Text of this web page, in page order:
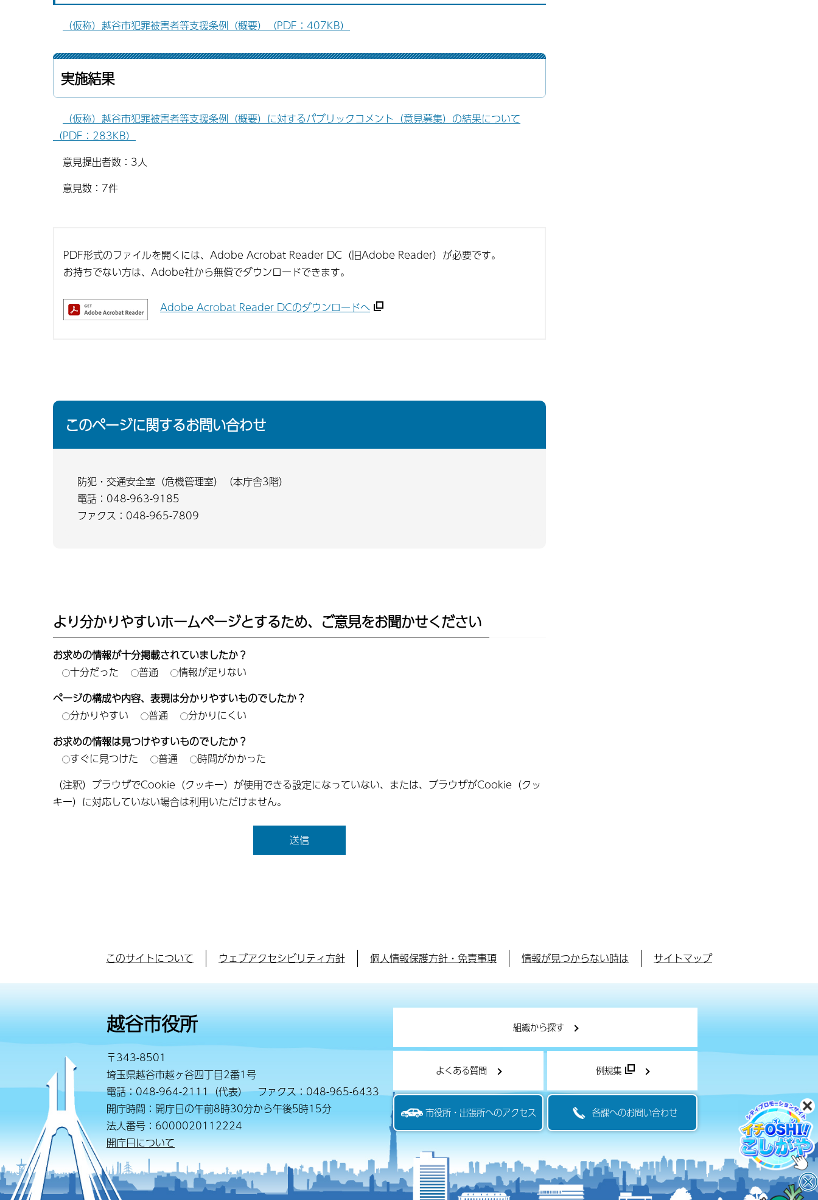
（仮称）越谷市犯罪被害者等支援条例（概要）（PDF：407KB）
実施結果
（仮称）越谷市犯罪被害者等支援条例（概要）に対するパブリックコメント（意見募集）の結果について
（PDF：283KB）
意見提出者数：3人
意見数：7件
PDF形式のファイルを開くには、Adobe Acrobat Reader DC（旧Adobe Reader）が必要です。
お持ちでない方は、Adobe社から無償でダウンロードできます。
Adobe Acrobat Reader DCのダウンロードへ
このページに関するお問い合わせ
防犯・交通安全室（危機管理室）（本庁舎3階）
電話：048-963-9185
ファクス：048-965-7809
より分かりやすいホームページとするため、ご意見をお聞かせください
お求めの情報が十分掲載されていましたか？
十分だった
普通
情報が足りない
ページの構成や内容、表現は分かりやすいものでしたか？
分かりやすい
普通
分かりにくい
お求めの情報は見つけやすいものでしたか？
すぐに見つけた
普通
時間がかかった
（注釈）ブラウザでCookie（クッキー）が使用できる設定になっていない、または、ブラウザがCookie（クッ
キー）に対応していない場合は利用いただけません。
このサイトについて ウェブアクセシビリティ方針 個人情報保護方針・免責事項 情報が見つからない時は サイトマップ
越谷市役所
〒343-8501
埼玉県越谷市越ヶ谷四丁目2番1号
電話：048-964-2111（代表） ファクス：048-965-6433
開庁時間：開庁日の午前8時30分から午後5時15分
法人番号：6000020112224
開庁日について
組織から探す
よくある質問 例規集
市役所・出張所へのアクセス 各課へのお問い合わせ